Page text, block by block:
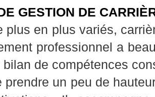
GESTION DE
plus en plus variés,
professionnel a
bilan de compétences
prendre un peu de